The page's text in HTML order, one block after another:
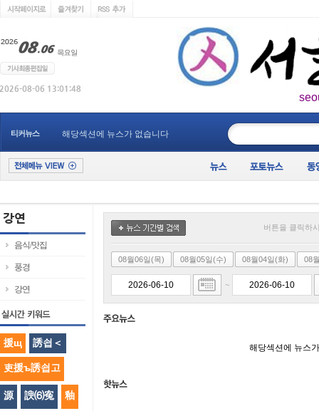
티커뉴스 해당섹션에 뉴스가 없습니다
음식/맛집
풍경
강연
援щ 誘쇱＜
吏援ъ誘쇱고
源 諛⑹寃 釉
버튼을 클릭하
08월06일(목) 08월05일(수) 08월04일(화) 08
~
해당섹션에 뉴스